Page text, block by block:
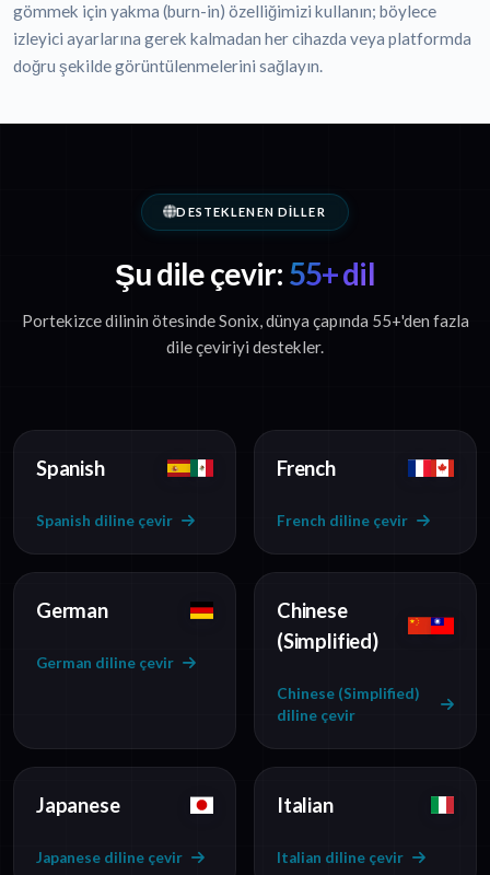
gömmek için yakma (burn-in) özelliğimizi kullanın; böylece
izleyici ayarlarına gerek kalmadan her cihazda veya platformda
doğru şekilde görüntülenmelerini sağlayın.
DESTEKLENEN DILLER
Şu dile çevir: 55+ dil
Portekizce dilinin ötesinde Sonix, dünya çapında 55+'den fazla
dile çeviriyi destekler.
Spanish
Spanish diline çevir
French
French diline çevir
German
German diline çevir
Chinese
(Simplified)
Chinese (Simplified)
diline çevir
Japanese
Japanese diline çevir
Italian
Italian diline çevir